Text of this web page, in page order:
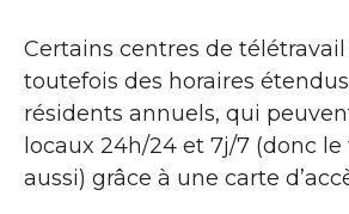
Certains centres de
toutefois des horaires
résidents annuels, qui
locaux 24h/24 et 7j/7 (donc
aussi) grâce à une carte